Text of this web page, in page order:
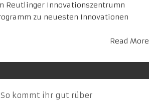
Reutlinger Innovationszentrumn
zu neuesten Innovationen
Read More
kommt ihr gut rüber